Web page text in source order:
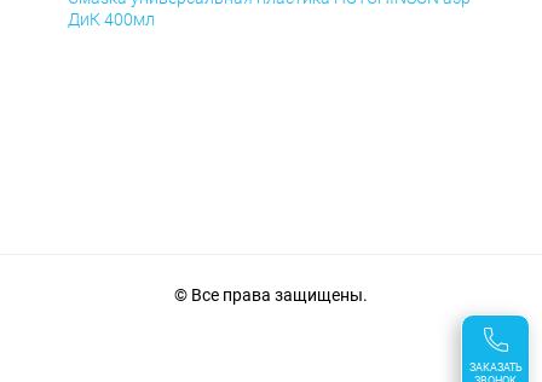
ДиК 400мл
ЗАКАЗАТЬ
© Все права защищены.